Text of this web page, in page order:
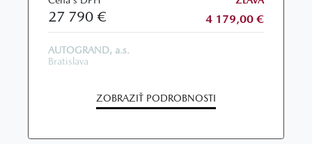
27 790 € 4 179,00 €
AUTOGRAND, a.s.
Bratislava
ZOBRAZIŤ PODROBNOSTI